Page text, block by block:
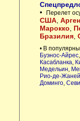
•
Перелет
США,
Марокко
Бразилия,
• В
Буэнос-Айрес,
Касабланка,
Медельин,
Рио-де-
Доминго,